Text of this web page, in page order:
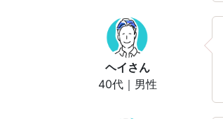
ヘイ さん
40代｜男性